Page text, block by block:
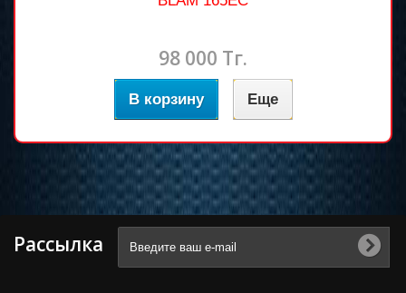
98 000 Тг.
В корзину Еще
Рассылка